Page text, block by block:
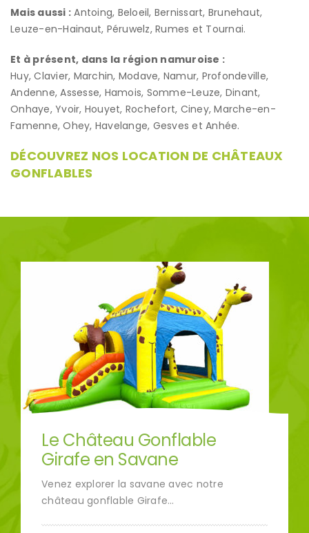
Mais aussi : Antoing, Beloeil, Bernissart, Brunehaut,
Leuze-en-Hainaut, Péruwelz, Rumes et Tournai.
Et à présent, dans la région namuroise :
Huy, Clavier, Marchin, Modave, Namur, Profondeville,
Andenne, Assesse, Hamois, Somme-Leuze, Dinant,
Onhaye, Yvoir, Houyet, Rochefort, Ciney, Marche-en-
Famenne, Ohey, Havelange, Gesves et Anhée.
DÉCOUVREZ NOS LOCATION DE CHÂTEAUX
GONFLABLES
Le Château Gonflable
Girafe en Savane
Venez explorer la savane avec notre
château gonflable Girafe…